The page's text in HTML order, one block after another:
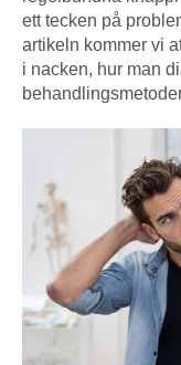
ett tecken på
artikeln kommer vi
i nacken, hur man